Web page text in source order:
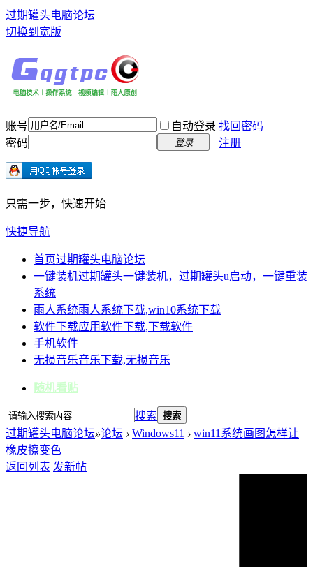
过期罐头电脑论坛
切换到宽版
账号 自动登录 找回密码
密码
登录 注册
只需一步，快速开始
快捷导航
首页过期罐头电脑论坛
一键装机过期罐头一键装机，过期罐头u启动，一键重装
系统
雨人系统雨人系统下载,win10系统下载
软件下载应用软件下载,下载软件
手机软件
无损音乐音乐下载,无损音乐
随机看贴
搜索 搜索
过期罐头电脑论坛»论坛 › Windows11 › win11系统画图怎样让
橡皮擦变色
返回列表 发新帖